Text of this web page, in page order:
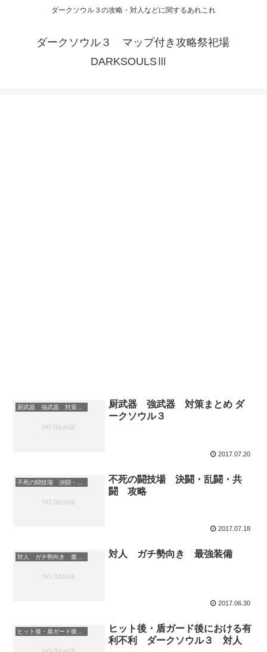
ダークソウル３の攻略・対人などに関するあれこれ
ダークソウル３ マップ付き攻略祭祀場
DARKSOULSⅢ
厨武器 強武器 対策まとめ
厨武器 強武器 対策まとめ ダ
ークソウル３
2017.07.20
不死の闘技場 決闘・乱闘・共
闘 攻略
2017.07.18
対人 ガチ勢向き 最強装備
2017.06.30
ヒット後・盾ガード後における有
利不利 ダークソウル３ 対人